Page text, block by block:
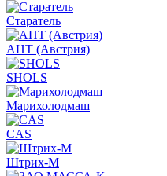
Старатель
АНТ (Австрия)
SHOLS
Марихолодмаш
CAS
Штрих-М